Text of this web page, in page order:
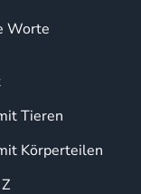
Worte
Tieren
Körperteilen